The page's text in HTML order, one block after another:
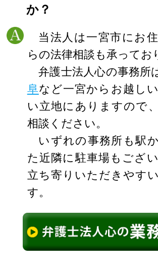
か？
当法人は一宮市にお
らの法律相談も承ってお
弁護士法人心の事務所
阜など一宮からお越し
い立地にありますので
相談ください。
いずれの事務所も駅
た近隣に駐車場もござ
立ち寄りいただきやす
す。